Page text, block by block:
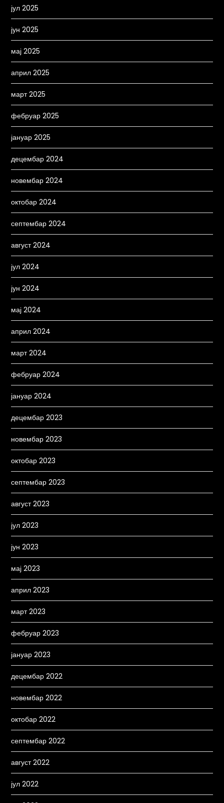
јул 2025
јун 2025
мај 2025
април 2025
март 2025
фебруар 2025
јануар 2025
децембар 2024
новембар 2024
октобар 2024
септембар 2024
август 2024
јул 2024
јун 2024
мај 2024
април 2024
март 2024
фебруар 2024
јануар 2024
децембар 2023
новембар 2023
октобар 2023
септембар 2023
август 2023
јул 2023
јун 2023
мај 2023
април 2023
март 2023
фебруар 2023
јануар 2023
децембар 2022
новембар 2022
октобар 2022
септембар 2022
август 2022
јул 2022